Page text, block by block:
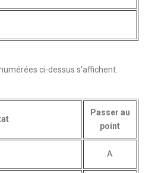
ci-dessus s'affichent.
Passer au
point
A